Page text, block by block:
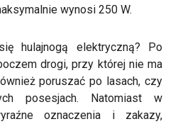
wynosi 250 W.
hulajnogą elektryczną? Po
drogi, przy której nie ma
poruszać po lasach, czy
posesjach. Natomiast w
oznaczenia i zakazy,